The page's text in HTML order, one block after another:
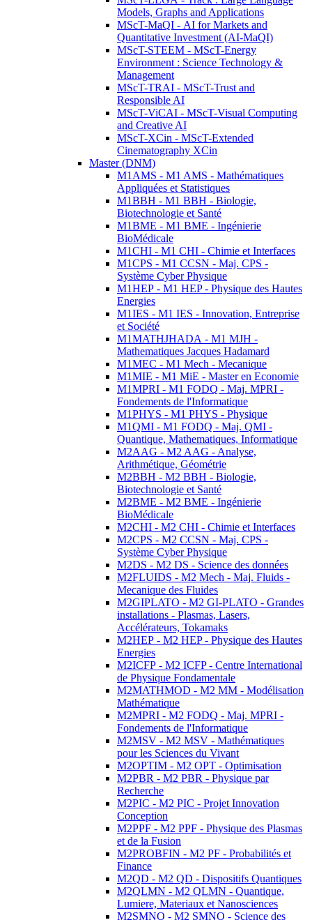
Models, Graphs and Applications
MScT-MaQI - AI for Markets and
Quantitative Investment (AI-MaQI)
MScT-STEEM - MScT-Energy
Environment : Science Technology &
Management
MScT-TRAI - MScT-Trust and
Responsible AI
MScT-ViCAI - MScT-Visual Computing
and Creative AI
MScT-XCin - MScT-Extended
Cinematography XCin
Master (DNM)
M1AMS - M1 AMS - Mathématiques
Appliquées et Statistiques
M1BBH - M1 BBH - Biologie,
Biotechnologie et Santé
M1BME - M1 BME - Ingénierie
BioMédicale
M1CHI - M1 CHI - Chimie et Interfaces
M1CPS - M1 CCSN - Maj. CPS -
Système Cyber Physique
M1HEP - M1 HEP - Physique des Hautes
Energies
M1IES - M1 IES - Innovation, Entreprise
et Société
M1MATHJHADA - M1 MJH -
Mathematiques Jacques Hadamard
M1MEC - M1 Mech - Mecanique
M1MIE - M1 MiE - Master en Economie
M1MPRI - M1 FODQ - Maj. MPRI -
Fondements de l'Informatique
M1PHYS - M1 PHYS - Physique
M1QMI - M1 FODQ - Maj. QMI -
Quantique, Mathematiques, Informatique
M2AAG - M2 AAG - Analyse,
Arithmétique, Géométrie
M2BBH - M2 BBH - Biologie,
Biotechnologie et Santé
M2BME - M2 BME - Ingénierie
BioMédicale
M2CHI - M2 CHI - Chimie et Interfaces
M2CPS - M2 CCSN - Maj. CPS -
Système Cyber Physique
M2DS - M2 DS - Science des données
M2FLUIDS - M2 Mech - Maj. Fluids -
Mecanique des Fluides
M2GIPLATO - M2 GI-PLATO - Grandes
installations - Plasmas, Lasers,
Accélérateurs, Tokamaks
M2HEP - M2 HEP - Physique des Hautes
Energies
M2ICFP - M2 ICFP - Centre International
de Physique Fondamentale
M2MATHMOD - M2 MM - Modélisation
Mathématique
M2MPRI - M2 FODQ - Maj. MPRI -
Fondements de l'Informatique
M2MSV - M2 MSV - Mathématiques
pour les Sciences du Vivant
M2OPTIM - M2 OPT - Optimisation
M2PBR - M2 PBR - Physique par
Recherche
M2PIC - M2 PIC - Projet Innovation
Conception
M2PPF - M2 PPF - Physique des Plasmas
et de la Fusion
M2PROBFIN - M2 PF - Probabilités et
Finance
M2QD - M2 QD - Dispositifs Quantiques
M2QLMN - M2 QLMN - Quantique,
Lumiere, Materiaux et Nanosciences
M2SMNO - M2 SMNO - Science des